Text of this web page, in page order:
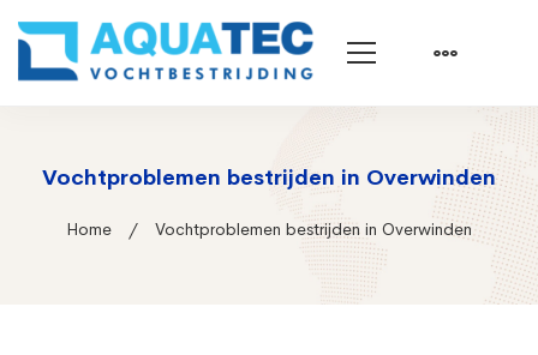
Vochtproblemen bestrijden in Overwinden
Home Vochtproblemen bestrijden in Overwinden